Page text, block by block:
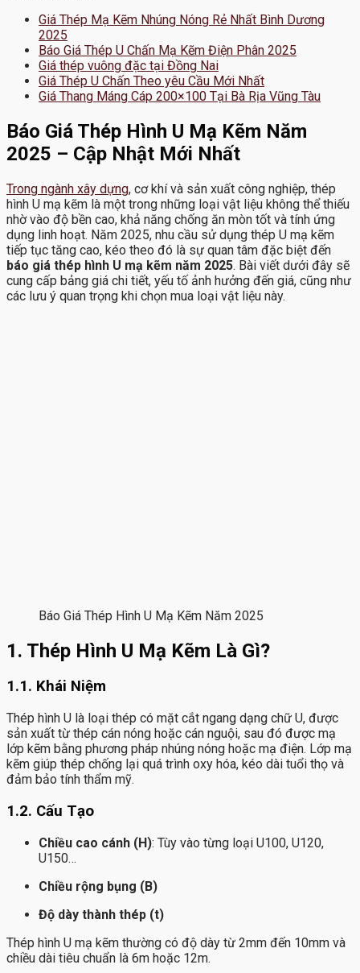
Giá Thép Mạ Kẽm Nhúng Nóng Rẻ Nhất Bình Dương
2025
Báo Giá Thép U Chấn Mạ Kẽm Điện Phân 2025
Giá thép vuông đặc tại Đồng Nai
Giá Thép U Chấn Theo yêu Cầu Mới Nhất
Giá Thang Máng Cáp 200×100 Tại Bà Rịa Vũng Tàu
Báo Giá Thép Hình U Mạ Kẽm Năm
2025 – Cập Nhật Mới Nhất
Trong ngành xây dựng, cơ khí và sản xuất công nghiệp, thép
hình U mạ kẽm là một trong những loại vật liệu không thể thiếu
nhờ vào độ bền cao, khả năng chống ăn mòn tốt và tính ứng
dụng linh hoạt. Năm 2025, nhu cầu sử dụng thép U mạ kẽm
tiếp tục tăng cao, kéo theo đó là sự quan tâm đặc biệt đến
báo giá thép hình U mạ kẽm năm 2025. Bài viết dưới đây sẽ
cung cấp bảng giá chi tiết, yếu tố ảnh hưởng đến giá, cũng như
các lưu ý quan trọng khi chọn mua loại vật liệu này.
Báo Giá Thép Hình U Mạ Kẽm Năm 2025
1. Thép Hình U Mạ Kẽm Là Gì?
1.1. Khái Niệm
Thép hình U là loại thép có mặt cắt ngang dạng chữ U, được
sản xuất từ thép cán nóng hoặc cán nguội, sau đó được mạ
lớp kẽm bằng phương pháp nhúng nóng hoặc mạ điện. Lớp mạ
kẽm giúp thép chống lại quá trình oxy hóa, kéo dài tuổi thọ và
đảm bảo tính thẩm mỹ.
1.2. Cấu Tạo
Chiều cao cánh (H): Tùy vào từng loại U100, U120,
U150…
Chiều rộng bụng (B)
Độ dày thành thép (t)
Thép hình U mạ kẽm thường có độ dày từ 2mm đến 10mm và
chiều dài tiêu chuẩn là 6m hoặc 12m.